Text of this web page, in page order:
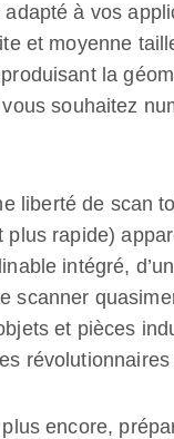
à vos
et moyenne
la
souhaitez
liberté de scan
plus rapide)
intégré,
scanner
et pièces
encore,